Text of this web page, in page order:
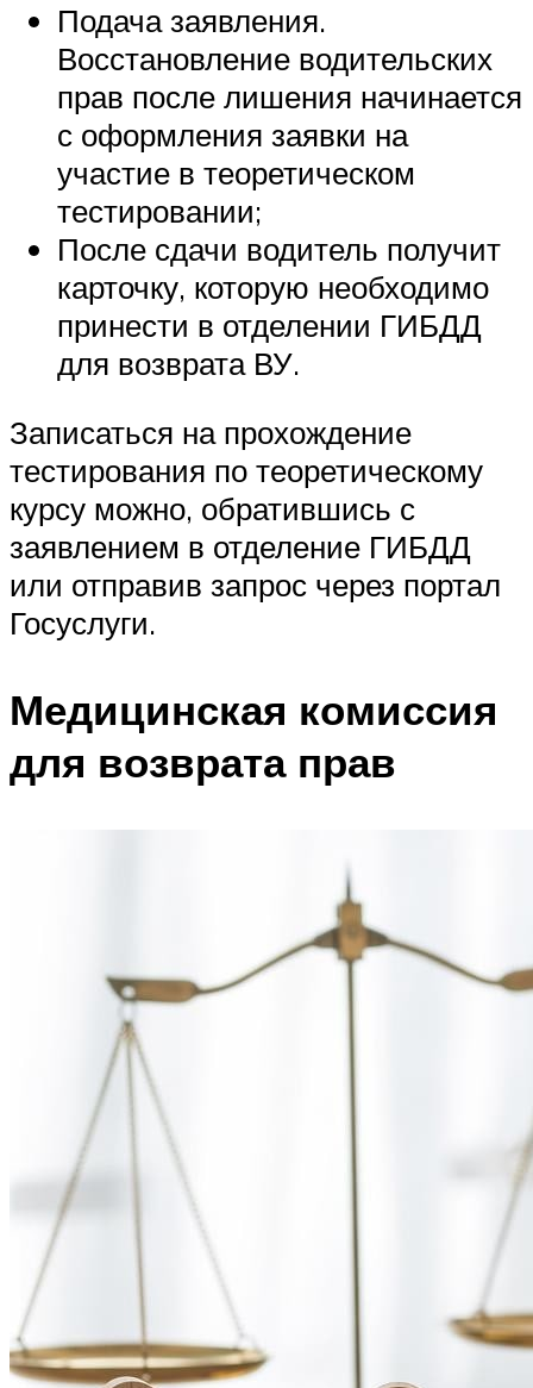
Подача заявления.
Восстановление водительских
прав после лишения начинается
с оформления заявки на
участие в теоретическом
тестировании;
После сдачи водитель получит
карточку, которую необходимо
принести в отделении ГИБДД
для возврата ВУ.
Записаться на прохождение
тестирования по теоретическому
курсу можно, обратившись с
заявлением в отделение ГИБДД
или отправив запрос через портал
Госуслуги.
Медицинская комиссия
для возврата прав